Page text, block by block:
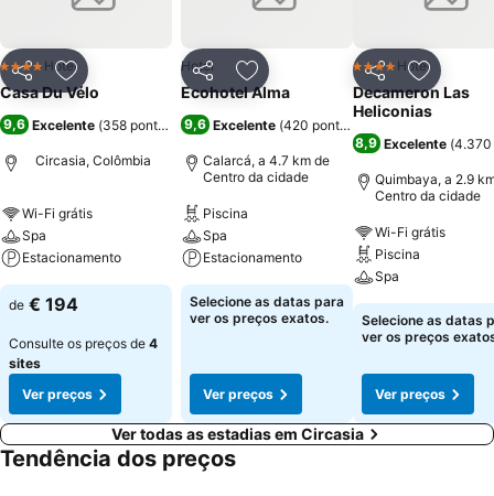
PartilharAdicionar aos favoritos
4 EstrelasHotel
Casa Du Vélo
9,6 Excelente (358 pontuações)
Circasia, Colômbia
Wi-Fi grátis
Spa
Estacionamento
de € 194
Consulte os preços de 4
sites
Ver preços
PartilharAdicionar aos favoritos
Hotel
Ecohotel Alma
9,6 Excelente (420 pontuações
Calarcá, a 4.7 km de
Centro da cidade
Piscina
Spa
Estacionamento
Selecione as datas para
ver os preços exatos.
Ver preços
Partilhar
4 EstrelasHotel
Decameron Las
Heliconias
8,9 Excelente (4.370
Quimbaya, a 2.9
Centro da cidade
Wi-Fi grátis
Piscina
Spa
Selecione as datas
ver os preços
Ver preços
Ver todas as estadias em Circasia
Tendência dos preços